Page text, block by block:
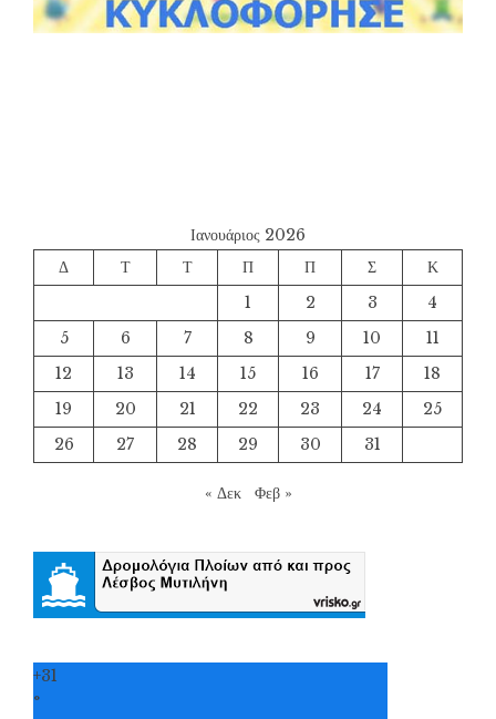
Ιανουάριος 2026
Δ
Τ Τ Π Π Σ
Κ
1
2 3
4
5
6 7 8 9 10
11
12
13 14 15 16 17
18
19
20 21 22 23 24
25
26
27 28 29 30 31
« Δεκ Φεβ »
+31
°